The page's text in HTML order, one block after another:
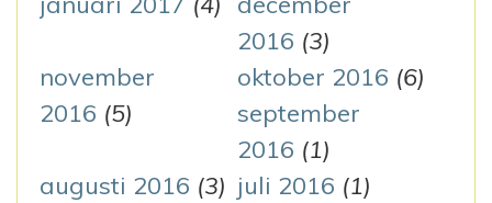
2016 (3)
november
2016 (5)
oktober 2016 (6)
september
2016 (1)
augusti 2016 (3) juli 2016 (1)